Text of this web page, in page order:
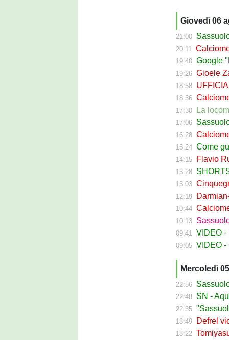
Giovedì 06
21:00 Sassuolo
20:11
19:40 Google
19:26 Gioele
18:58
18:36
17:30 La
17:06 Sassuolo
16:28
15:24 Come
14:15 Flavio
13:28 SHORTS
13:03
12:19 Darmian-
10:44
10:13 Sassuolo
09:41 VIDEO -
09:05 VIDEO -
Mercoledì
22:56 Sassuolo
22:48 SN -
22:35 "Sassuolo,
18:49 Defrel
18:22 Tomiyasu